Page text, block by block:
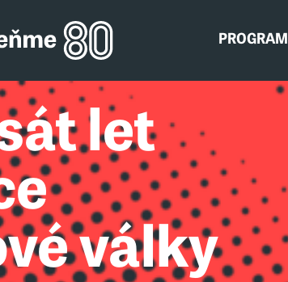
PROGRAM
let
války